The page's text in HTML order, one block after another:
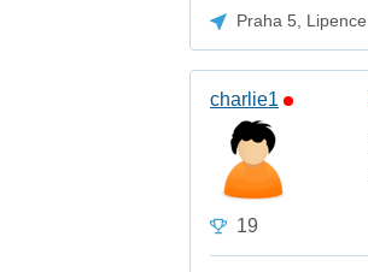
Praha 5,
charlie1
19